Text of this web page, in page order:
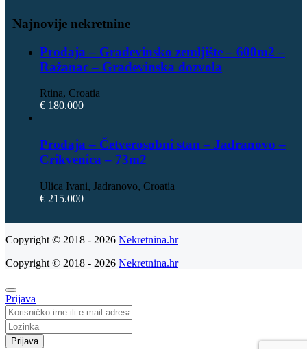
Najnovije nekretnine
Prodaja – Građevinsko zemljište – 600m2 –
Ražanac – Građevinska dozvola
Rtina, Croatia
€ 180.000
Prodaja – Četverosobni stan – Jadranovo –
Crikvenica – 73m2
Ulica Ivani, Jadranovo, Croatia
€ 215.000
Copyright © 2018 - 2026 Nekretnina.hr
Copyright © 2018 - 2026 Nekretnina.hr
Prijava
Prijava